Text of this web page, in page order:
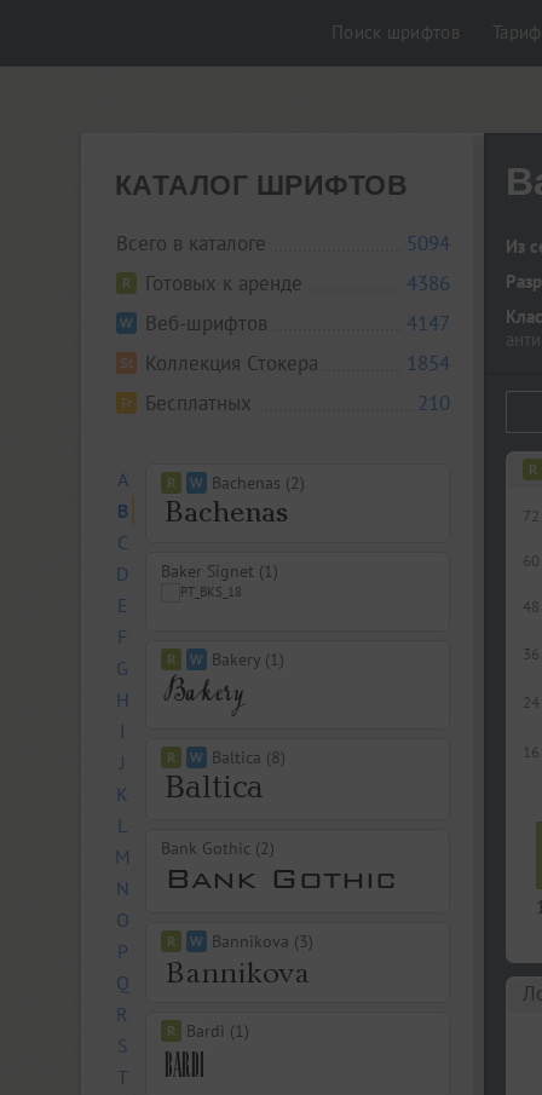
Поиск шрифтов
КАТАЛОГ ШРИФТОВ
Всего в каталоге
5094
Готовых к аренде
4386
Веб-шрифтов
4147
Коллекция Стокера
1854
Бесплатных
210
A
B
C
D
E
F
G
H
I
J
K
L
M
N
O
P
Q
R
S
T
Bachenas (2)
Baker Signet (1)
Bakery (1)
Baltica (8)
Bank Gothic (2)
Bannikova (3)
Bardi (1)
Из